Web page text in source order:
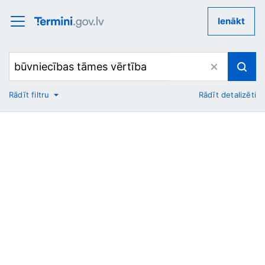
Ienākt
No
Rādīt filtru Rādīt detalizēti